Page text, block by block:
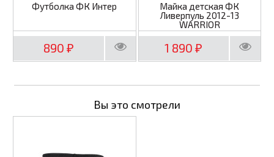
Футболка ФК Интер
890 ₽
Майка детская ФК
Ливерпуль 2012-13
WARRIOR
1 890₽
Вы это смотрели